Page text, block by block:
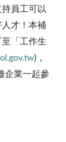
員工可以
才！本補
「工作生
)，
企業一起參